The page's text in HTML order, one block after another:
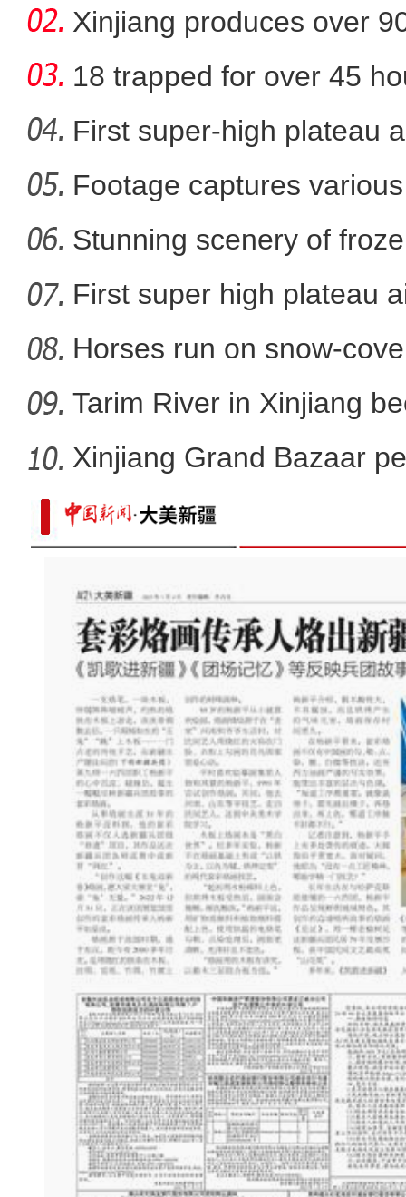
和若铁路首次迎
新疆乌伦古湖上演
Xinjiang produces over
cotton
18 trapped for over 45
gold
First super-high plateau
Footage captures
in
Stunning scenery of
First super high plateau
Horses run on snow-
Tarim River in Xinjiang
Xinjiang Grand Bazaar